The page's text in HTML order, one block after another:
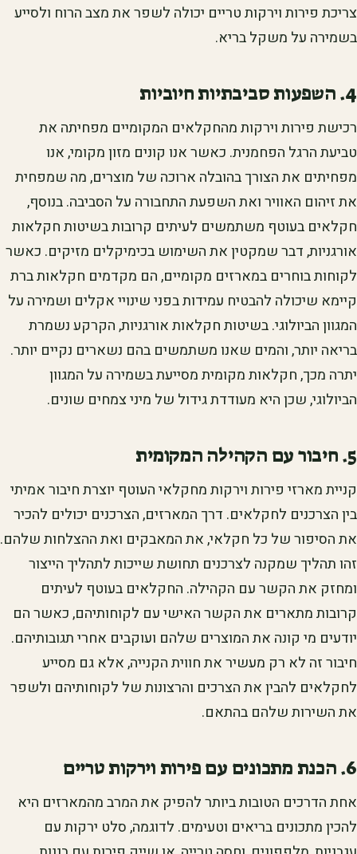
צריכת פירות וירקות טריים יכולה לשפר את מצב הרוח ולסייע
בשמירה על משקל בריא.
4. השפעות סביבתיות חיוביות
רכישת פירות וירקות מהחקלאים המקומיים מפחיתה את
טביעת הרגל הפחמנית. כאשר אנו קונים מזון מקומי, אנו
מפחיתים את הצורך בהובלה ארוכה של מוצרים, מה שמפחית
את זיהום האוויר ואת השפעת התחבורה על הסביבה. בנוסף,
חקלאים בעוטף משתמשים לעיתים קרובות בשיטות חקלאות
אורגניות, דבר שמקטין את השימוש בכימיקלים מזיקים. כאשר
לקוחות בוחרים במארזים מקומיים, הם מקדמים חקלאות ברת
קיימא שיכולה להבטיח עמידות בפני שינויי אקלים ושמירה על
המגוון הביולוגי. בשיטות חקלאות אורגניות, הקרקע נשמרת
בריאה יותר, והמים שאנו משתמשים בהם נשארים נקיים יותר.
יתרה מכך, חקלאות מקומית מסייעת בשמירה על המגוון
הביולוגי, שכן היא מעודדת גידול של מיני צמחים שונים.
5. חיבור עם הקהילה המקומית
קניית מארזי פירות וירקות מחקלאי העוטף יוצרת חיבור אמיתי
בין הצרכנים לחקלאים. דרך המארזים, הצרכנים יכולים להכיר
את הסיפור של כל חקלאי, את המאבקים ואת ההצלחות שלהם.
זהו תהליך שמקנה לצרכנים תחושת שייכות לתהליך הייצור
ומחזק את הקשר עם הקהילה. החקלאים בעוטף לעיתים
קרובות מתארים את הקשר האישי עם לקוחותיהם, כאשר הם
יודעים מי קונה את המוצרים שלהם ועוקבים אחרי תגובותיהם.
חיבור זה לא רק מעשיר את חווית הקנייה, אלא גם מסייע
לחקלאים להבין את הצרכים והרצונות של לקוחותיהם ולשפר
את השירות שלהם בהתאם.
6. הכנת מתכונים עם פירות וירקות טריים
אחת הדרכים הטובות ביותר להפיק את המרב מהמארזים היא
להכין מתכונים בריאים וטעימים. לדוגמה, סלט ירקות עם